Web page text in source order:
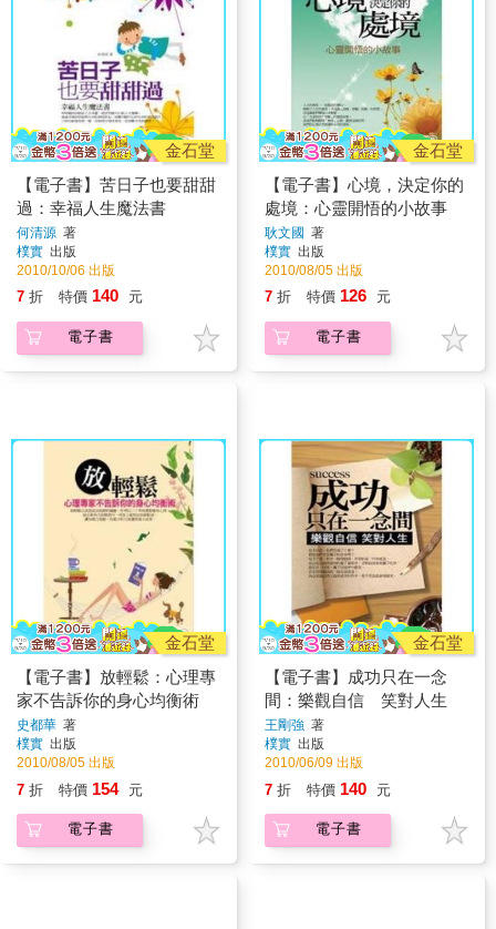
金石堂
【電子書】苦日子也要甜甜
過：幸福人生魔法書
何清源 著
樸實 出版
2010/10/06 出版
7 折 特價 140 元
電子書
金石堂
【電子書】心境，決定你的
處境：心靈開悟的小故事
耿文國 著
樸實 出版
2010/08/05 出版
7 折 特價 126 元
電子書
金石堂
【電子書】放輕鬆：心理專
家不告訴你的身心均衡術
史都華 著
樸實 出版
2010/08/05 出版
7 折 特價 154 元
電子書
金石堂
【電子書】成功只在一念
間：樂觀自信 笑對人生
王剛強 著
樸實 出版
2010/06/09 出版
7 折 特價 140 元
電子書